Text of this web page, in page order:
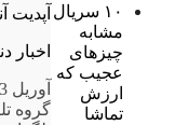
۱۰ سریال
مشابه
چیزهای
عجیب که
ارزش
تماشا
آپدیت
اخبار
آوریل 23, 2016
گروه